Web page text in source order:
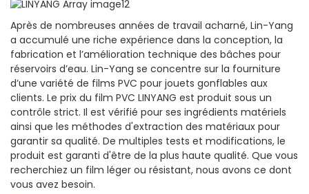
Après de nombreuses années de travail acharné, Lin-Yang
a accumulé une riche expérience dans la conception, la
fabrication et l’amélioration technique des bâches pour
réservoirs d’eau. Lin-Yang se concentre sur la fourniture
d’une variété de films PVC pour jouets gonflables aux
clients. Le prix du film PVC LINYANG est produit sous un
contrôle strict. Il est vérifié pour ses ingrédients matériels
ainsi que les méthodes d'extraction des matériaux pour
garantir sa qualité. De multiples tests et modifications, le
produit est garanti d'être de la plus haute qualité. Que vous
recherchiez un film léger ou résistant, nous avons ce dont
vous avez besoin.